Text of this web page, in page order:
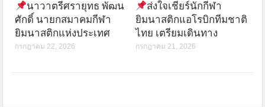
นาวาตรีศรายุทธ พัฒน
ศักดิ์ นายกสมาคมกีฬา
ยิมนาสติกแห่งประเทศ
กรกฎาคม 22, 2026
ส่งใจเชียร์นักกีฬา
ยิมนาสติกแอโรบิกทีมชาติ
ไทย เตรียมเดินทาง
กรกฎาคม 21, 2026